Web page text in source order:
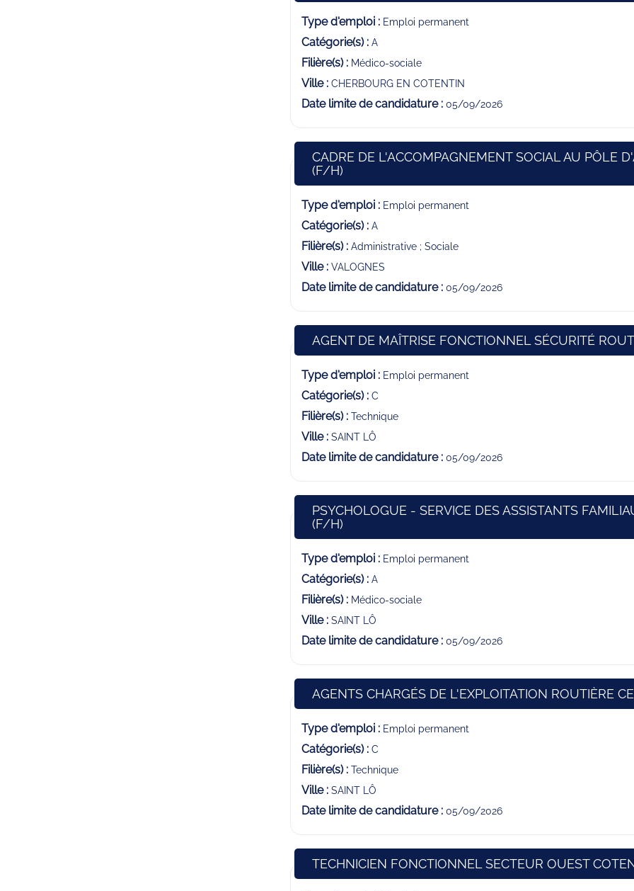
Type d'emploi : Emploi permanent
Catégorie(s) : A
Filière(s) : Médico-sociale
Ville : CHERBOURG EN COTENTIN
Date limite de candidature : 05/09/2026
CADRE DE L'ACCOMPAGNEMENT SOCIAL AU PÔLE
(F/H)(Nouvelle fenêtre)
Type d'emploi : Emploi permanent
Catégorie(s) : A
Filière(s) : Administrative ; Sociale
Ville : VALOGNES
Date limite de candidature : 05/09/2026
AGENT DE MAÎTRISE FONCTIONNEL SÉCURITÉ
Type d'emploi : Emploi permanent
Catégorie(s) : C
Filière(s) : Technique
Ville : SAINT LÔ
Date limite de candidature : 05/09/2026
PSYCHOLOGUE - SERVICE DES ASSISTANTS
(F/H)(Nouvelle fenêtre)
Type d'emploi : Emploi permanent
Catégorie(s) : A
Filière(s) : Médico-sociale
Ville : SAINT LÔ
Date limite de candidature : 05/09/2026
AGENTS CHARGÉS DE L'EXPLOITATION ROUTIÈRE
Type d'emploi : Emploi permanent
Catégorie(s) : C
Filière(s) : Technique
Ville : SAINT LÔ
Date limite de candidature : 05/09/2026
TECHNICIEN FONCTIONNEL SECTEUR OUEST